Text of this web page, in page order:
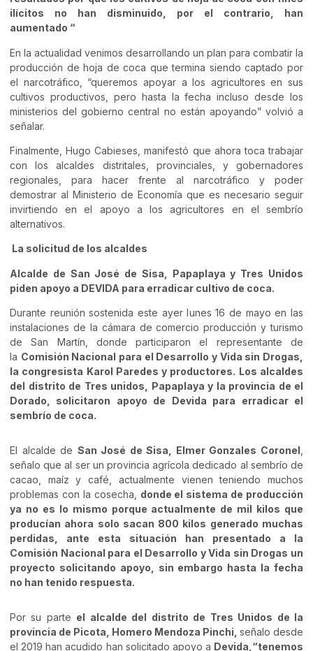
ilícitos no han disminuido, por el contrario, han
aumentado “
En la actualidad venimos desarrollando un plan para combatir la
producción de hoja de coca que termina siendo captado por
el narcotráfico, “queremos apoyar a los agricultores en sus
cultivos productivos, pero hasta la fecha incluso desde los
ministerios del gobierno central no están apoyando” volvió a
señalar.
Finalmente, Hugo Cabieses, manifestó que ahora toca trabajar
con los alcaldes distritales, provinciales, y gobernadores
regionales, para hacer frente al narcotráfico y poder
demostrar al Ministerio de Economía que es necesario seguir
invirtiendo en el apoyo a los agricultores en el sembrío
alternativos.
La solicitud de los alcaldes
Alcalde de San José de Sisa, Papaplaya y Tres Unidos
piden apoyo a DEVIDA para erradicar cultivo de coca.
Durante reunión sostenida este ayer lunes 16 de mayo en las
instalaciones de la cámara de comercio producción y turismo
de San Martín, donde participaron el representante de
la Comisión Nacional para el Desarrollo y Vida sin Drogas,
la congresista Karol Paredes y productores. Los alcaldes
del distrito de Tres unidos, Papaplaya y la provincia de el
Dorado, solicitaron apoyo de Devida para erradicar el
sembrío de coca.
El alcalde de San José de Sisa, Elmer Gonzales Coronel
señalo que al ser un provincia agrícola dedicado al sembrío de
cacao, maíz y café, actualmente vienen teniendo muchos
problemas con la cosecha, donde el sistema de producción
ya no es lo mismo porque actualmente de mil kilos que
producían ahora solo sacan 800 kilos generado muchas
perdidas, ante esta situación han presentado a la
Comisión Nacional para el Desarrollo y Vida sin Drogas un
proyecto solicitando apoyo, sin embargo hasta la fecha
no han tenido respuesta.
Por su parte el alcalde del distrito de Tres Unidos de la
provincia de Picota, Homero Mendoza Pinchi, señalo desde
el 2019 han acudido han solicitado apoyo a Devida, “tenemos